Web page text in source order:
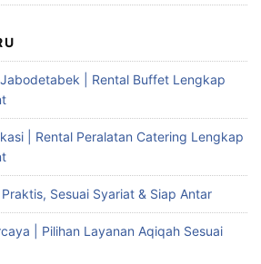
| Rental Buffet Lengkap
| Rental Peralatan Catering Lengkap
Sesuai Syariat & Siap Antar
| Pilihan Layanan Aqiqah Sesuai